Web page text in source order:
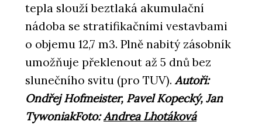
tepla slouží beztlaká akumulační
nádoba se stratifikačními vestavbami
o objemu 12,7 m3. Plně nabitý zásobník
umožňuje překlenout až 5 dnů bez
slunečního svitu (pro TUV). Autoři:
Ondřej Hofmeister, Pavel Kopecký, Jan
TywoniakFoto:Andrea Lhotáková